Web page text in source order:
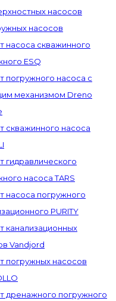
насосов
насосов
насоса скважинного
ESQ
погружного насоса с
механизмом Dreno
скважинного насоса
гидравлического
насоса TARS
насоса погружного
PURITY
канализационных
Vandjord
погружных насосов
дренажного погружного